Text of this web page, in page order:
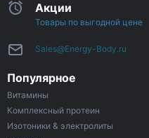
Акции
Товары по выгодной цене
Sales@Energy-Body.ru
Популярное
Витамины
Комплексный протеин
Изотоники & электролиты